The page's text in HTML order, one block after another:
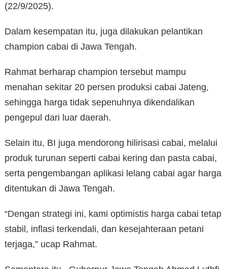
(22/9/2025).
Dalam kesempatan itu, juga dilakukan pelantikan
champion cabai di Jawa Tengah.
Rahmat berharap champion tersebut mampu
menahan sekitar 20 persen produksi cabai Jateng,
sehingga harga tidak sepenuhnya dikendalikan
pengepul dari luar daerah.
Selain itu, BI juga mendorong hilirisasi cabai, melalui
produk turunan seperti cabai kering dan pasta cabai,
serta pengembangan aplikasi lelang cabai agar harga
ditentukan di Jawa Tengah.
“Dengan strategi ini, kami optimistis harga cabai tetap
stabil, inflasi terkendali, dan kesejahteraan petani
terjaga,” ucap Rahmat.